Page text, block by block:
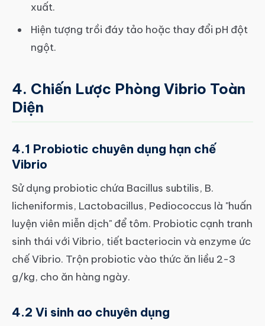
xuất.
Hiện tượng trồi đáy tảo hoặc thay đổi pH đột
ngột.
4. Chiến Lược Phòng Vibrio Toàn
Diện
4.1 Probiotic chuyên dụng hạn chế
Vibrio
Sử dụng probiotic chứa Bacillus subtilis, B.
licheniformis, Lactobacillus, Pediococcus là "huấn
luyện viên miễn dịch" để tôm. Probiotic cạnh tranh
sinh thái với Vibrio, tiết bacteriocin và enzyme ức
chế Vibrio. Trộn probiotic vào thức ăn liều 2-3
g/kg, cho ăn hàng ngày.
4.2 Vi sinh ao chuyên dụng